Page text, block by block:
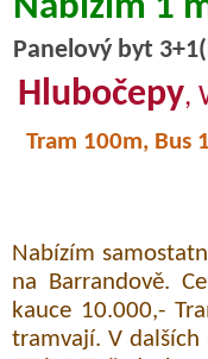
Nabízím 1
Panelový byt
Hlubočepy,
Tram 100m, Bus
Nabízím
na Barrandově.
kauce 10.000,-
tramvají. V